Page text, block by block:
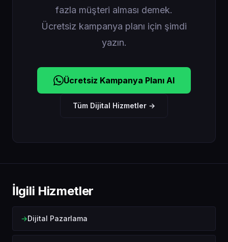
fazla müşteri alması demek.
Ücretsiz kampanya planı için şimdi
yazın.
Ücretsiz Kampanya Planı Al
Tüm Dijital Hizmetler →
İlgili Hizmetler
Dijital Pazarlama